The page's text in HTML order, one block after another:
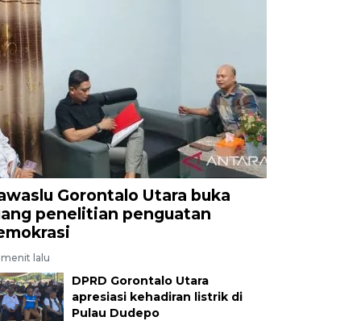
Gorontalo Utara buka
penelitian penguatan
lalu
DPRD Gorontalo Utara
apresiasi kehadiran listrik di
Pulau Dudepo